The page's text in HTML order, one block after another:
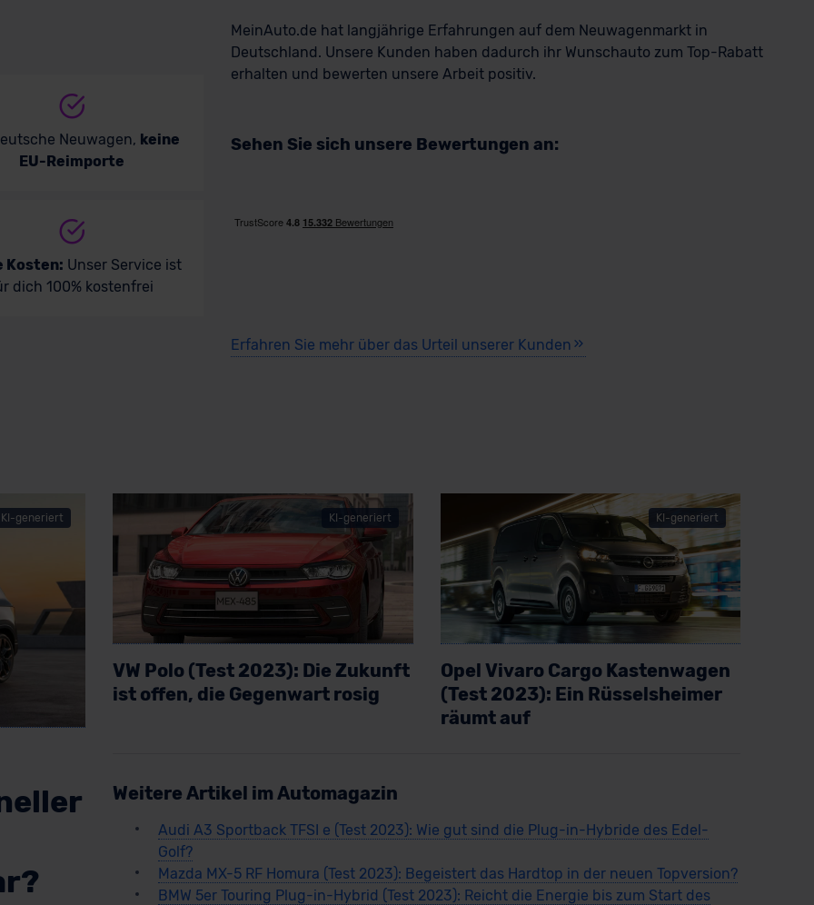
Neuwagen, keine
EU-Reimporte
Kosten: Unser Service ist
dich 100% kostenfrei
MeinAuto.de hat langjährige Erfahrungen auf dem Neuwagenmarkt in
Deutschland. Unsere Kunden haben dadurch ihr Wunschauto zum Top-Rabatt
erhalten und bewerten unsere Arbeit positiv.
Sehen Sie sich unsere Bewertungen an:
Erfahren Sie mehr über das Urteil unserer Kunden
KI-generiert KI-generiert
VW Polo (Test 2023): Die Zukunft
ist offen, die Gegenwart rosig
KI-generiert
Opel Vivaro Cargo Kastenwagen
(Test 2023): Ein Rüsselsheimer
räumt auf
Weitere Artikel im Automagazin
Audi A3 Sportback TFSI e (Test 2023): Wie gut sind die Plug-in-Hybride des Edel-
Golf?
Mazda MX-5 RF Homura (Test 2023): Begeistert das Hardtop in der neuen Topversion?
BMW 5er Touring Plug-in-Hybrid (Test 2023): Reicht die Energie bis zum Start des